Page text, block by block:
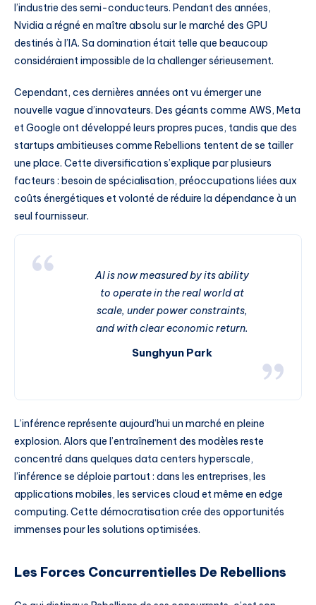
l’industrie des semi-conducteurs. Pendant des années,
Nvidia a régné en maître absolu sur le marché des GPU
destinés à l’IA. Sa domination était telle que beaucoup
considéraient impossible de la challenger sérieusement.
Cependant, ces dernières années ont vu émerger une
nouvelle vague d’innovateurs. Des géants comme AWS, Meta
et Google ont développé leurs propres puces, tandis que des
startups ambitieuses comme Rebellions tentent de se tailler
une place. Cette diversification s’explique par plusieurs
facteurs : besoin de spécialisation, préoccupations liées aux
coûts énergétiques et volonté de réduire la dépendance à un
seul fournisseur.
AI is now measured by its ability
to operate in the real world at
scale, under power constraints,
and with clear economic return.
Sunghyun Park
L’inférence représente aujourd’hui un marché en pleine
explosion. Alors que l’entraînement des modèles reste
concentré dans quelques data centers hyperscale,
l’inférence se déploie partout : dans les entreprises, les
applications mobiles, les services cloud et même en edge
computing. Cette démocratisation crée des opportunités
immenses pour les solutions optimisées.
Les Forces Concurrentielles De Rebellions